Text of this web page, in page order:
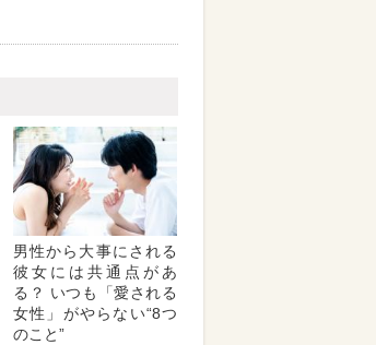
男性から大事にされる
彼女には共通点があ
る？ いつも「愛される
女性」がやらない“8つ
のこと”